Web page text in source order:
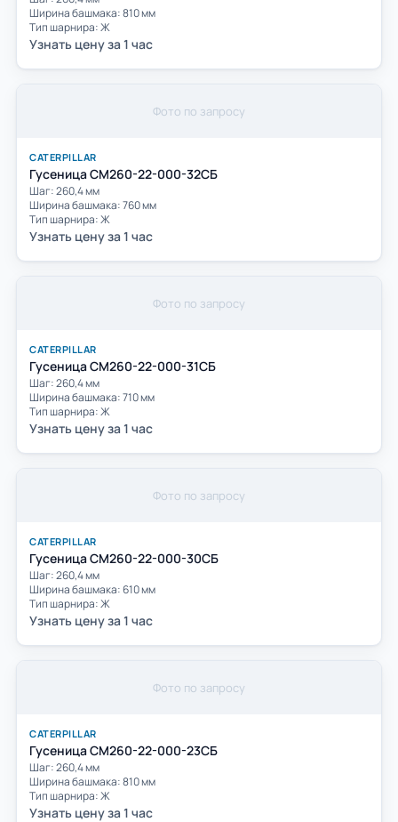
Ширина башмака: 810 мм
Тип шарнира: Ж
Узнать цену за 1 час
Фото по запросу
CATERPILLAR
Гусеница СМ260-22-000-32СБ
Шаг: 260,4 мм
Ширина башмака: 760 мм
Тип шарнира: Ж
Узнать цену за 1 час
Фото по запросу
CATERPILLAR
Гусеница СМ260-22-000-31СБ
Шаг: 260,4 мм
Ширина башмака: 710 мм
Тип шарнира: Ж
Узнать цену за 1 час
Фото по запросу
CATERPILLAR
Гусеница СМ260-22-000-30СБ
Шаг: 260,4 мм
Ширина башмака: 610 мм
Тип шарнира: Ж
Узнать цену за 1 час
Фото по запросу
CATERPILLAR
Гусеница CМ260-22-000-23СБ
Шаг: 260,4 мм
Ширина башмака: 810 мм
Тип шарнира: Ж
Узнать цену за 1 час